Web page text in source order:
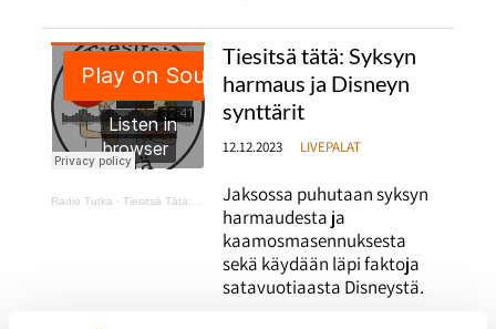
Radio Tutka ·Tiesitsä Tätä: harmaus ja Disneyn synttärit
Tiesitsä tätä: Syksyn
harmaus ja Disneyn
synttärit
12.12.2023 LIVEPALAT
Jaksossa puhutaan syksyn
harmaudesta ja
kaamosmasennuksesta
sekä käydään läpi faktoja
satavuotiaasta Disneystä.